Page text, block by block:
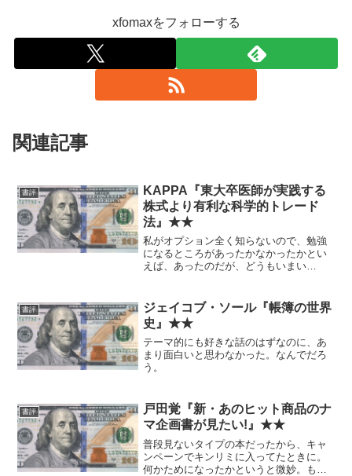
xfomaxをフォローする
関連記事
書評
KAPPA『東大卒医師が実践する
株式より有利な科学的トレード
法』★★
私がオプション全く知らないので、勉強
になるところがあったかなかったかとい
えば、あったのだが、どうもいまい
ルのことしか書いてないからで、どうも
ウィキペディア（レベルの情報...
書評
ジェイコブ・ソール『帳簿の世界
史』★★
テーマ的にも好きな話のはずなのに、あ
まり面白いと思わなかった。なんでだろ
う。
書評
戸田覚『新・あのヒット商品のナ
マ企画書が見たい!』★★
普段見ないタイプの本だったから、キャ
ンペーンでキンリミに入ってたときに。
何かためになったかというと微妙。もち